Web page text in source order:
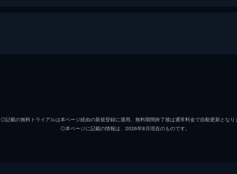
戸山葉子
◎記載の無料トライアルは本ページ経由の新規登録に適用。無料期間終了後は通常料金で自動更新となり
◎本ページに記載の情報は、2026年8月現在のものです。